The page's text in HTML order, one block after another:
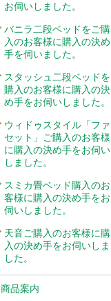
お伺いしました。
バニラ二段ベッドをご購
入のお客様に購入の決め
手を伺いました。
スタッシュ二段ベッドを
購入のお客様に購入の決
め手をお伺いしました。
ウィドゥスタイル「ファ
セット」ご購入のお客様
に購入の決め手をお伺い
しました。
スミカ畳ベッド購入のお
客様に購入の決め手をお
伺いしました。
天音ご購入のお客様に購
入の決め手をお伺いしま
した。
商品案内